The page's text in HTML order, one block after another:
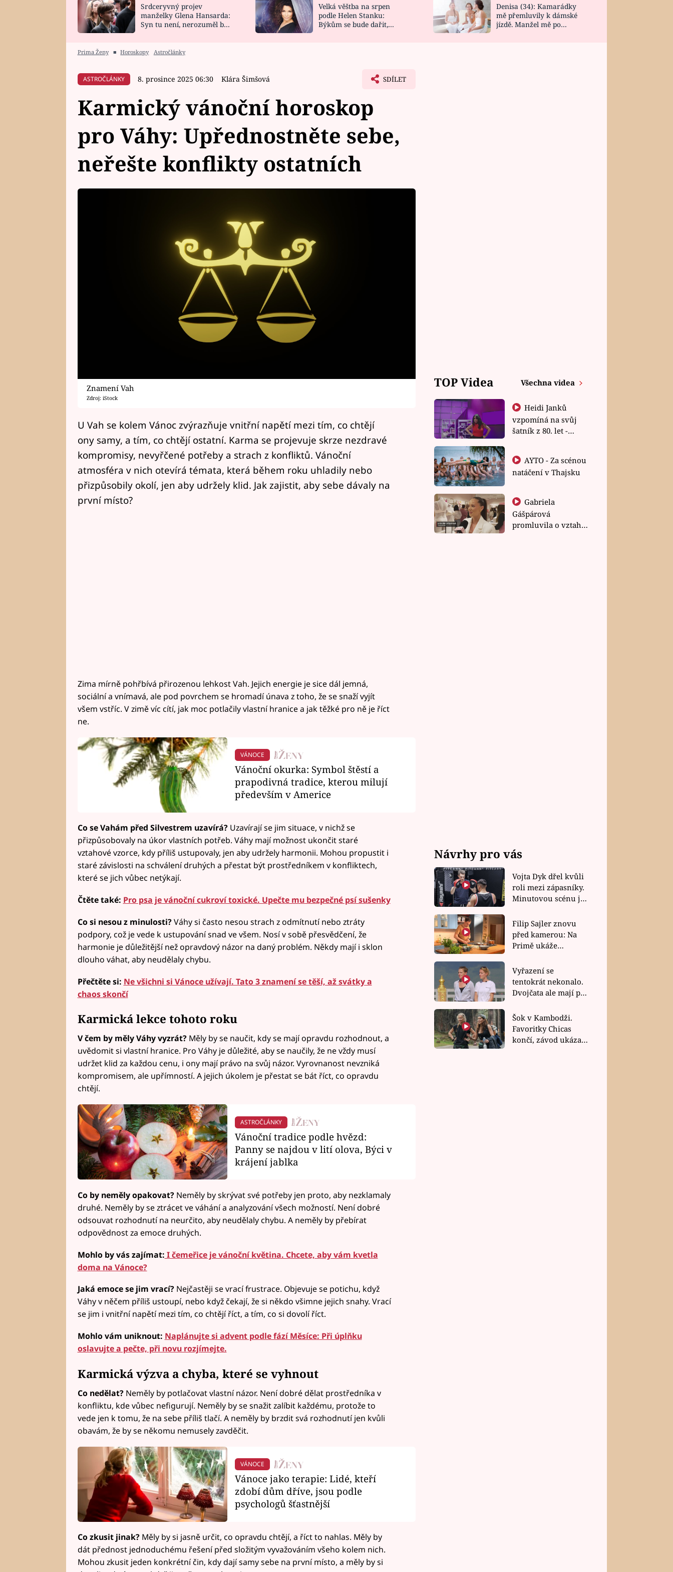
HOROSKOP NA
CELEBRITY
VAŘENÍ
NOVINKY
VIDEORECEPTY
DESIGN
Srdceryvný projev
manželky Glena Hansarda:
Syn tu není, nerozuměl by
Velká věštba na srpen
podle Helen Stanku:
Býkům se bude dařit,
Denisa (34): Kamarádky
mě přemluvily k dámské
jízdě. Manžel mě po
Prima Ženy ■ Horoskopy Astročlánky
ASTROČLÁNKY 8. prosince 2025 06:30 Klára Šimšová SDÍLET
Karmický vánoční horoskop
pro Váhy: Upřednostněte sebe,
neřešte konflikty ostatních
Znamení Vah
Zdroj: iStock
U Vah se kolem Vánoc zvýrazňuje vnitřní napětí mezi tím, co chtějí
ony samy, a tím, co chtějí ostatní. Karma se projevuje skrze nezdravé
kompromisy, nevyřčené potřeby a strach z konfliktů. Vánoční
atmosféra v nich otevírá témata, která během roku uhladily nebo
přizpůsobily okolí, jen aby udržely klid. Jak zajistit, aby sebe dávaly na
první místo?
Zima mírně pohřbívá přirozenou lehkost Vah. Jejich energie je sice dál jemná,
sociální a vnímavá, ale pod povrchem se hromadí únava z toho, že se snaží vyjít
všem vstříc. V zimě víc cítí, jak moc potlačily vlastní hranice a jak těžké pro ně je říct
ne.
VÁNOCE
Vánoční okurka: Symbol štěstí a
prapodivná tradice, kterou milují
především v Americe
Co se Vahám před Silvestrem uzavírá? Uzavírají se jim situace, v nichž se
přizpůsobovaly na úkor vlastních potřeb. Váhy mají možnost ukončit staré
vztahové vzorce, kdy příliš ustupovaly, jen aby udržely harmonii. Mohou propustit i
staré závislosti na schválení druhých a přestat být prostředníkem v konfliktech,
které se jich vůbec netýkají.
Čtěte také: Pro psa je vánoční cukroví toxické. Upečte mu bezpečné psí sušenky
Co si nesou z minulosti?Váhy si často nesou strach z odmítnutí nebo ztráty
podpory, což je vede k ustupování snad ve všem. Nosí v sobě přesvědčení, že
harmonie je důležitější než opravdový názor na daný problém. Někdy mají i sklon
dlouho váhat, aby neudělaly chybu.
Přečtěte si: Ne všichni si Vánoce užívají. Tato 3 znamení se těší, až svátky a
chaos skončí
Karmická lekce tohoto roku
V čem by měly Váhy vyzrát? Měly by se naučit, kdy se mají opravdu rozhodnout, a
uvědomit si vlastní hranice. Pro Váhy je důležité, aby se naučily, že ne vždy musí
udržet klid za každou cenu, i ony mají právo na svůj názor. Vyrovnanost nevzniká
kompromisem, ale upřímností. A jejich úkolem je přestat se bát říct, co opravdu
chtějí.
ASTROČLÁNKY
Vánoční tradice podle hvězd:
Panny se najdou v lití olova, Býci v
krájení jablka
Co by neměly opakovat? Neměly by skrývat své potřeby jen proto, aby nezklamaly
druhé. Neměly by se ztrácet ve váhání a analyzování všech možností. Není dobré
odsouvat rozhodnutí na neurčito, aby neudělaly chybu. A neměly by přebírat
odpovědnost za emoce druhých.
Mohlo by vás zajímat: I čemeřice je vánoční květina. Chcete, aby vám kvetla
doma na Vánoce?
Jaká emoce se jim vrací? Nejčastěji se vrací frustrace. Objevuje se potichu, když
Váhy v něčem příliš ustoupí, nebo když čekají, že si někdo všimne jejich snahy. Vrací
se jim i vnitřní napětí mezi tím, co chtějí říct, a tím, co si dovolí říct.
Mohlo vám uniknout: Naplánujte si advent podle fází Měsíce: Při úplňku
oslavujte a pečte, při novu rozjímejte.
Karmická výzva a chyba, které se vyhnout
Co nedělat? Neměly by potlačovat vlastní názor. Není dobré dělat prostředníka v
konfliktu, kde vůbec nefigurují. Neměly by se snažit zalíbit každému, protože to
vede jen k tomu, že na sebe příliš tlačí. A neměly by brzdit svá rozhodnutí jen kvůli
obavám, že by se někomu nemusely zavděčit.
VÁNOCE
Vánoce jako terapie: Lidé, kteří
zdobí dům dříve, jsou podle
psychologů šťastnější
Co zkusit jinak? Měly by si jasně určit, co opravdu chtějí, a říct to nahlas. Měly by
dát přednost jednoduchému řešení před složitým vyvažováním všeho kolem nich.
Mohou zkusit jeden konkrétní čin, kdy dají samy sebe na první místo, a měly by si
TOP Videa Všechna videa
Heidi Janků
vzpomíná na svůj
šatník z 80. let -
natáčení v Thajsku
Gabriela
Gášpárová
promluvila o vztahu
Návrhy pro vás
Vojta Dyk dřel kvůli
roli mezi zápasníky.
Minutovou scénu jel
Filip Sajler znovu
před kamerou: Na
Primě ukáže
rychlé recepty
Vyřazení se
tentokrát nekonalo.
Dvojčata ale mají po
závodu nůž na krku
Šok v Kambodži.
Favoritky Chicas
končí, závod ukázal